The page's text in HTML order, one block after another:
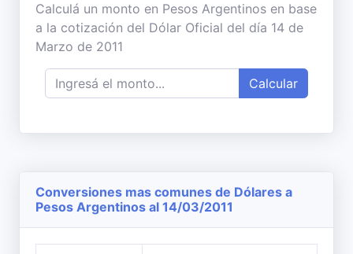
Calculá un monto en Pesos Argentinos en base
a la cotización del Dólar Oficial del día 14 de
Marzo de 2011
Calcular
Conversiones mas comunes de Dólares a
Pesos Argentinos al 14/03/2011